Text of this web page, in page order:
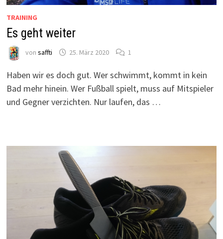
TRAINING
Es geht weiter
von saffti 25. März 2020 1
Haben wir es doch gut. Wer schwimmt, kommt in kein
Bad mehr hinein. Wer Fußball spielt, muss auf Mitspieler
und Gegner verzichten. Nur laufen, das …